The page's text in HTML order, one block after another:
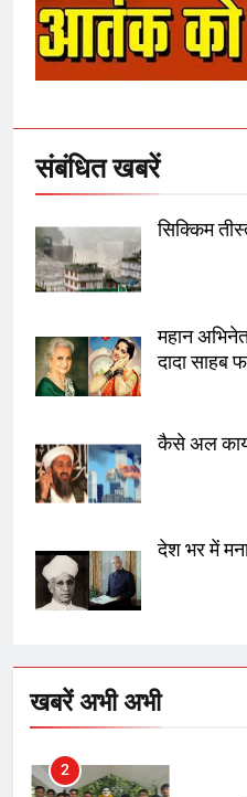
संबंधित खबरें
सिक्किम
महान
दादा साहब
कैसे अल
देश भर में
खबरें अभी अभी
5
राम की
उत्तर
7
8
दिल्ली
SRN
रोशन
2